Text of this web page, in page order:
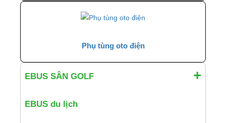
Phụ tùng oto điện
EBUS SÂN GOLF
EBUS du lịch